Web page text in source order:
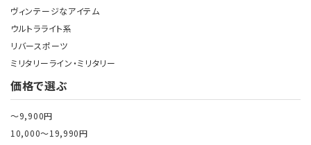
ヴィンテージなアイテム
ウルトラライト系
リバースポーツ
ミリタリーライン・ミリタリー
価格で選ぶ
～9,900円
10,000～19,990円